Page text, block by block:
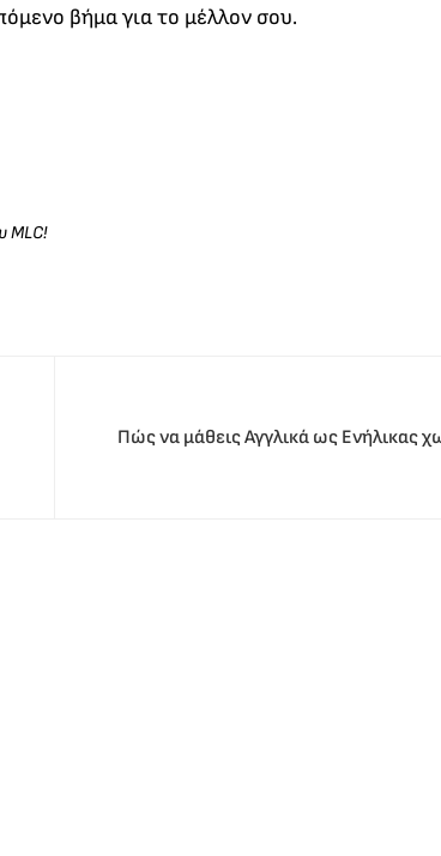
βήμα για το μέλλον σου.
MLC!
Πώς να μάθεις Αγγλικά ως Ενήλικας